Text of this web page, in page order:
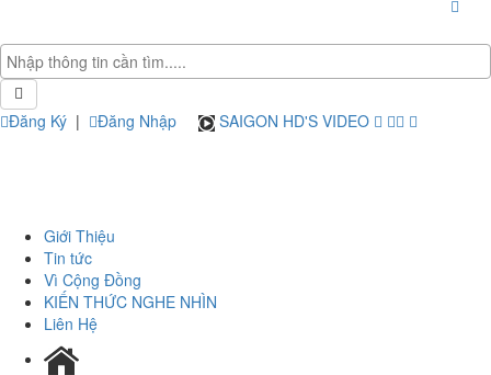
Đăng Ký | Đăng Nhập SAIGON HD'S VIDEO
Giới Thiệu
Tin tức
Vì Cộng Đồng
KIẾN THỨC NGHE NHÌN
Liên Hệ